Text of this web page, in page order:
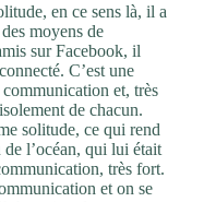
en ce sens là, il a
moyens de
sur Facebook, il
C’est une
et, très
de chacun.
solitude, ce qui rend
l’océan, qui lui était
très fort.
et on se